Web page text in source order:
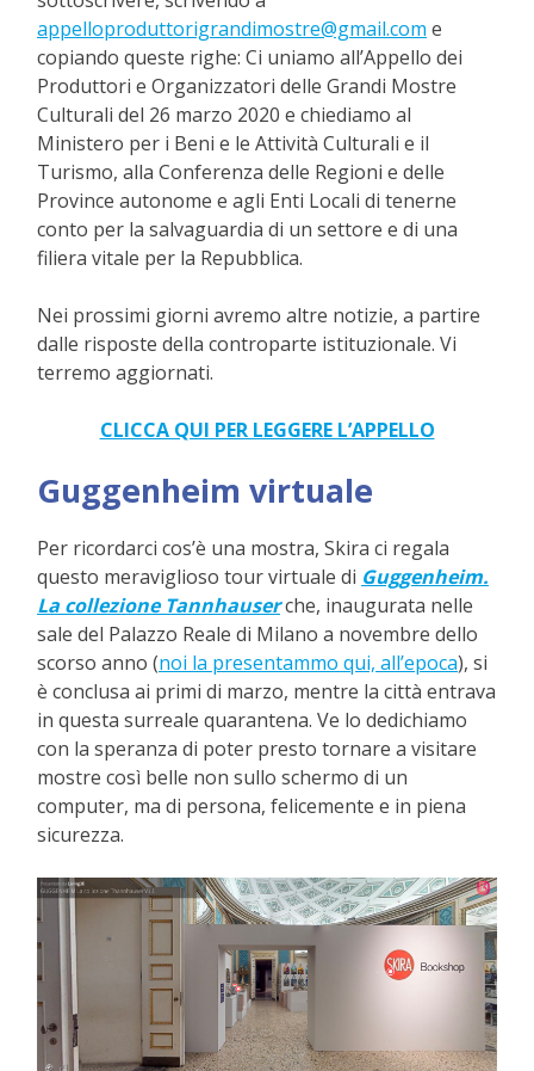
appelloproduttorigrandimostre@gmail.com e
copiando queste righe: Ci uniamo all’Appello dei
Produttori e Organizzatori delle Grandi Mostre
Culturali del 26 marzo 2020 e chiediamo al
Ministero per i Beni e le Attività Culturali e il
Turismo, alla Conferenza delle Regioni e delle
Province autonome e agli Enti Locali di tenerne
conto per la salvaguardia di un settore e di una
filiera vitale per la Repubblica.
Nei prossimi giorni avremo altre notizie, a partire
dalle risposte della controparte istituzionale. Vi
terremo aggiornati.
CLICCA QUI PER LEGGERE L’APPELLO
Guggenheim virtuale
Per ricordarci cos’è una mostra, Skira ci regala
questo meraviglioso tour virtuale di Guggenheim.
La collezione Tannhauserche, inaugurata nelle
sale del Palazzo Reale di Milano a novembre dello
scorso anno (noi la presentammo qui, all’epoca), si
è conclusa ai primi di marzo, mentre la città entrava
in questa surreale quarantena. Ve lo dedichiamo
con la speranza di poter presto tornare a visitare
mostre così belle non sullo schermo di un
computer, ma di persona, felicemente e in piena
sicurezza.